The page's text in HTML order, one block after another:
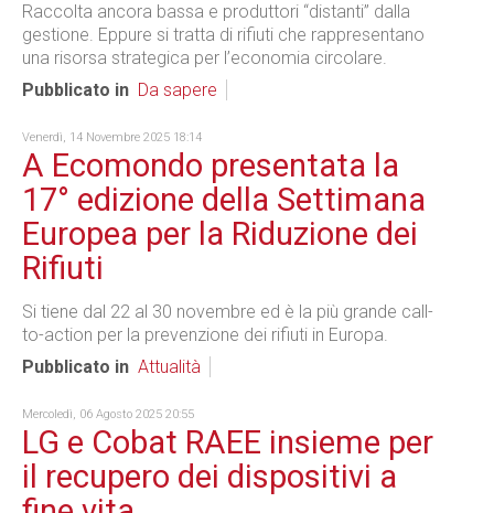
Raccolta ancora bassa e produttori “distanti” dalla
gestione. Eppure si tratta di rifiuti che rappresentano
una risorsa strategica per l’economia circolare.
Pubblicato in Da sapere
Venerdì, 14 Novembre 2025 18:14
A Ecomondo presentata la
17° edizione della Settimana
Europea per la Riduzione dei
Rifiuti
Si tiene dal 22 al 30 novembre ed è la più grande call-
to-action per la prevenzione dei rifiuti in Europa.
Pubblicato in Attualità
Mercoledì, 06 Agosto 2025 20:55
LG e Cobat RAEE insieme per
il recupero dei dispositivi a